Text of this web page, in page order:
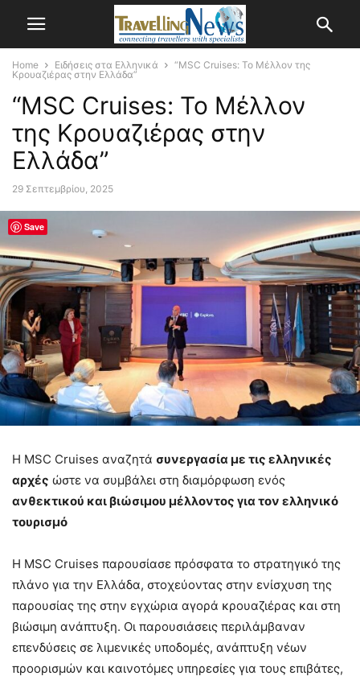
Home Ειδήσεις στα Ελληνικά
“MSC Cruises: Το Μέλλον της
Κρουαζιέρας στην Ελλάδα”
“MSC Cruises: Το Μέλλον
της Κρουαζιέρας στην
Ελλάδα”
29 Σεπτεμβρίου, 2025
Η MSC Cruises αναζητά συνεργασία με τις ελληνικές
αρχές ώστε να συμβάλει στη διαμόρφωση ενός
ανθεκτικού και βιώσιμου μέλλοντος για τον ελληνικό
τουρισμό
Η MSC Cruises παρουσίασε πρόσφατα το στρατηγικό της
πλάνο για την Ελλάδα, στοχεύοντας στην ενίσχυση της
παρουσίας της στην εγχώρια αγορά κρουαζιέρας και στη
βιώσιμη ανάπτυξη. Οι παρουσιάσεις περιλάμβαναν
επενδύσεις σε λιμενικές υποδομές, ανάπτυξη νέων
προορισμών και καινοτόμες υπηρεσίες για τους επιβάτες,
Save